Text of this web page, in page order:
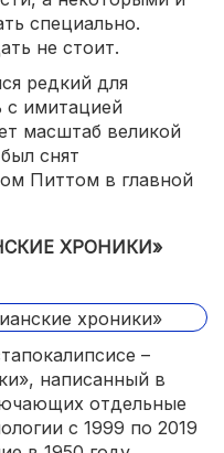
специально.
не стоит.
редкий для
с имитацией
масштаб великой
снят
Питтом в главной
ХРОНИКИ»
–
написанный в
отдельные
с 1999 по 2019